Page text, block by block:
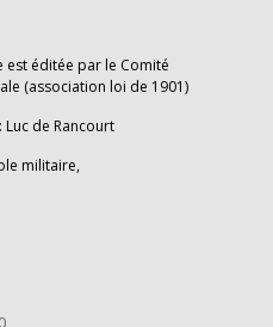
est éditée par le Comité
(association loi de 1901)
de Rancourt
militaire,